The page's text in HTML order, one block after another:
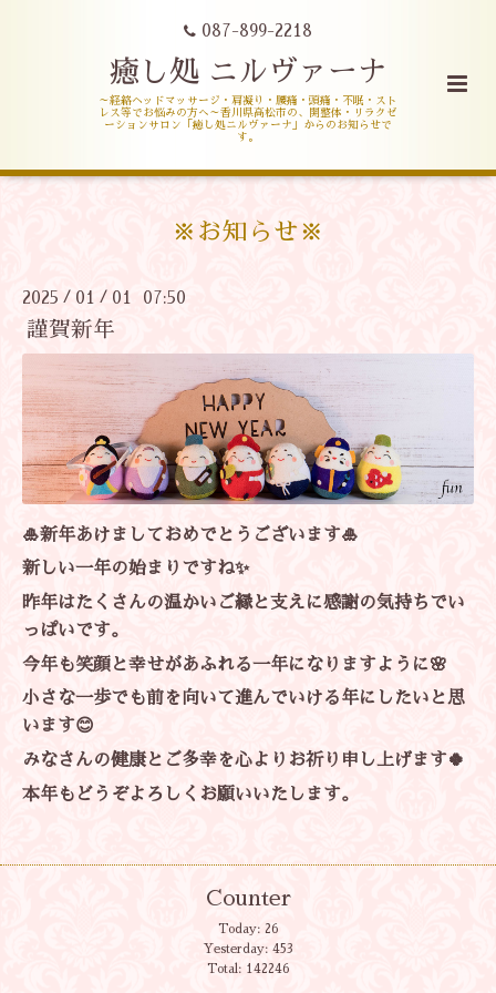
087-899-2218
癒し処 ニルヴァーナ
～経絡ヘッドマッサージ・肩凝り・腰痛・頭痛・不眠・スト
レス等でお悩みの方へ～香川県高松市の、開整体・リラクゼ
ーションサロン「癒し処ニルヴァーナ」からのお知らせで
す。
※お知らせ※
2025 / 01 / 01 07:50
謹賀新年
🎍新年あけましておめでとうございます🎍
新しい一年の始まりですね✨
昨年はたくさんの温かいご縁と支えに感謝の気持ちでい
っぱいです。
今年も笑顔と幸せがあふれる一年になりますように🌸
小さな一歩でも前を向いて進んでいける年にしたいと思
います😊
みなさんの健康とご多幸を心よりお祈り申し上げます🍀
本年もどうぞよろしくお願いいたします。
Counter
Today: 26
Yesterday: 453
Total: 142246